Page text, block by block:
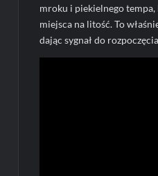
mroku i piekielnego
miejsca na litość. To
dając sygnał do